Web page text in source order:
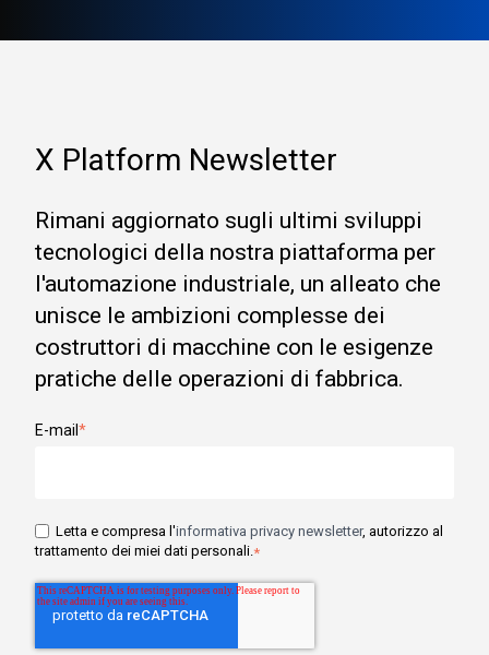
X Platform Newsletter
Rimani aggiornato sugli ultimi sviluppi
tecnologici della nostra piattaforma per
l'automazione industriale, un alleato che
unisce le ambizioni complesse dei
costruttori di macchine con le esigenze
pratiche delle operazioni di fabbrica.
E-mail*
Letta e compresa l'informativa privacy newsletter, autorizzo al
trattamento dei miei dati personali. *